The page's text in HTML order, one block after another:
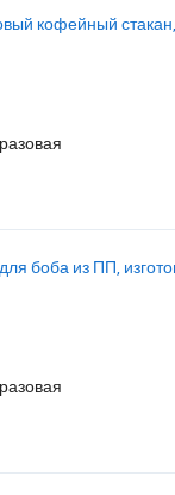
кофейный
боба из ПП,